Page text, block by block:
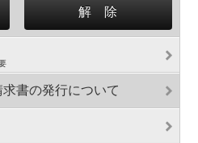
書の発行について